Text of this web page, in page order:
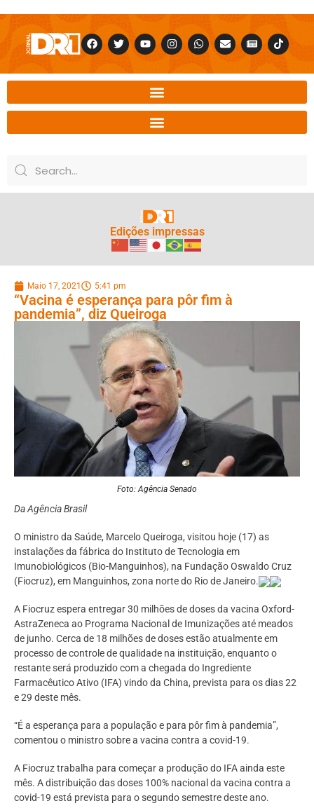
Edições impressas
Maio 17, 2021 5:41 pm
“Vacina é esperança para pôr fim à
pandemia”, diz Queiroga
Foto: Agência Senado
Da Agência Brasil
O ministro da Saúde, Marcelo Queiroga, visitou hoje (17) as
instalações da fábrica do Instituto de Tecnologia em
Imunobiológicos (Bio-Manguinhos), na Fundação Oswaldo Cruz
(Fiocruz), em Manguinhos, zona norte do Rio de Janeiro.
A Fiocruz espera entregar 30 milhões de doses da vacina Oxford-
AstraZeneca ao Programa Nacional de Imunizações até meados
de junho. Cerca de 18 milhões de doses estão atualmente em
processo de controle de qualidade na instituição, enquanto o
restante será produzido com a chegada do Ingrediente
Farmacêutico Ativo (IFA) vindo da China, prevista para os dias 22
e 29 deste mês.
“É a esperança para a população e para pôr fim à pandemia”,
comentou o ministro sobre a vacina contra a covid-19.
A Fiocruz trabalha para começar a produção do IFA ainda este
mês. A distribuição das doses 100% nacional da vacina contra a
covid-19 está prevista para o segundo semestre deste ano.